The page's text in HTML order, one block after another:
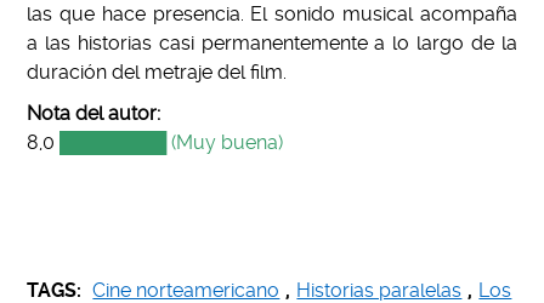
las que hace presencia. El sonido musical acompaña
a las historias casi permanentemente a lo largo de la
duración del metraje del film.
Nota del autor:
8,0
████████ (Muy buena)
TAGS: Cine norteamericano , Historias paralelas , Los